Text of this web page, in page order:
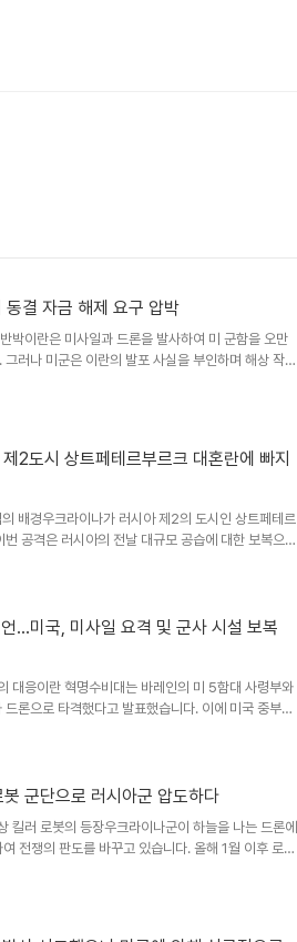
결 자금 해제 요구 압박
박이란은 미사일과 드론을 발사하여 미 군함을 오만
러나 미군은 이란의 발포 사실을 부인하며 해상 작전
. 양측의 주장이 엇갈리며 긴장이 고조되고 있습니
교적 의도 분석이란 고위 인사가 미 언론을 통해 동결
례적인 일입니다. 이는 트럼프 행정부에 대한 직접
2도시 상트페테르부르크 대혼란에 빠지
배경우크라이나가 러시아 제2의 도시인 상트페테르
공격은 러시아의 전날 대규모 공습에 대한 보복으로
를 정당한 공격으로 규정하며 보복 강화를 시사했습
발생한 이번 공격으로 포럼 참석자들에게도 긴장감
피해 상황러시아는 특별 군사작전을 계속하며 맞대응
시장은 시내 3개 구역의 기반시설이 피해를 입었으
…미국, 미사일 요격 및 군사 시설 보복
대응이란 혁명수비대는 바레인의 미 5함대 사령부와
론으로 타격했다고 발표했습니다. 이에 미국 중부사
으로 요격했다고 밝혔습니다. 또한, 미국은 이란의
했습니다. 이러한 일련의 사건들은 중동 지역의 긴장
이란 간의 군사적 긴장이 고조되면서 국제 사회는 깊
군단으로 러시아군 압도하다
킬러 로봇의 등장우크라이나군이 하늘을 나는 드론에
전쟁의 판도를 바꾸고 있습니다. 올해 1월 이후 로봇
무를 수행했으며, 병력 투입 없이 로봇과 드론만으